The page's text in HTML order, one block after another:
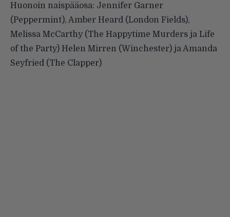
Huonoin naispääosa: Jennifer Garner
(Peppermint), Amber Heard (London Fields),
Melissa McCarthy (The Happytime Murders ja Life
of the Party) Helen Mirren (Winchester) ja Amanda
Seyfried (The Clapper)